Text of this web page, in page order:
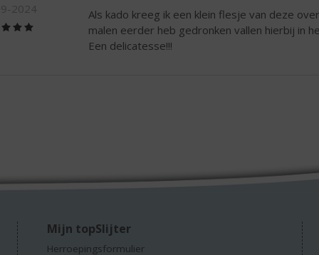
2024
Als kado kreeg ik een klein flesje van deze
malen eerder heb gedronken vallen hierbij in
Een delicatesse!!!
Mijn topSlijter
Herroepingsformulier